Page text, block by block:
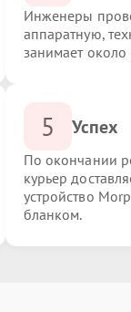
Инженеры
аппаратную,
занимает около
5 Успех
По окончании
курьер
устройство
бланком.